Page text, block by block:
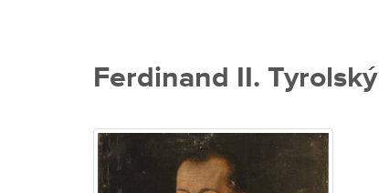
Ferdinand II. Tyrolský